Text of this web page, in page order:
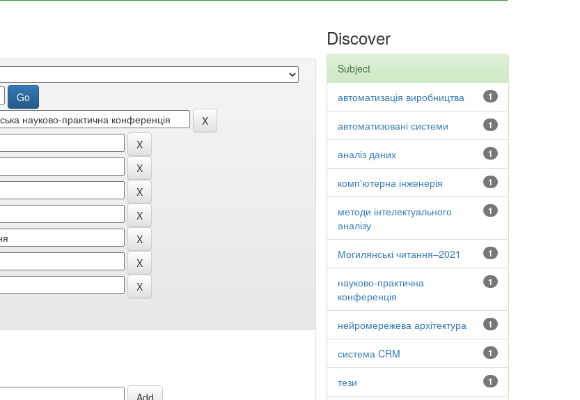
Discover
Subject
1
автоматизація виробництва
1
автоматизовані системи
1
аналіз даних
1
комп'ютерна інженерія
1
методи інтелектуального
аналізу
1
Могилянські читання–2021
1
науково-практична
конференція
1
нейромережева архітектура
1
система CRM
1
тези